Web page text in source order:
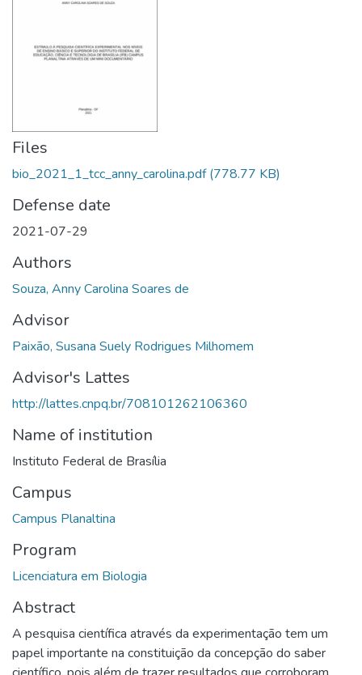
Files
bio_2021_1_tcc_anny_carolina.pdf(778.77 KB)
Defense date
2021-07-29
Authors
Souza, Anny Carolina Soares de
Advisor
Paixão, Susana Suely Rodrigues Milhomem
Advisor's Lattes
http://lattes.cnpq.br/708101262106360
Name of institution
Instituto Federal de Brasília
Campus
Campus Planaltina
Program
Licenciatura em Biologia
Abstract
A pesquisa científica através da experimentação tem um
papel importante na constituição da concepção do saber